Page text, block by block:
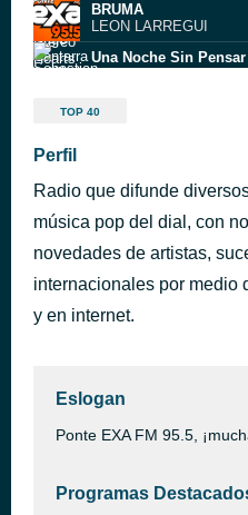
BRUMA
LEON LARREGUI
Una Noche Sin Pensar
DtMF
Secrets
Regard, Troye Sivan &
Turn the Lights Off
TOP 40
Perfil
Radio que difunde
música pop del dial, con
novedades de artistas,
internacionales por medio
y en internet.
Eslogan
Ponte EXA FM 95.5,
Programas